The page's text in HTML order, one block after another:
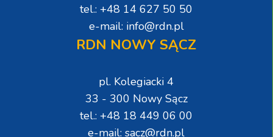
tel.: +48 14 627 50 50
e-mail: info@rdn.pl
RDN NOWY SĄCZ
pl. Kolegiacki 4
33 - 300 Nowy Sącz
tel.: +48 18 449 06 00
e-mail: sacz@rdn.pl